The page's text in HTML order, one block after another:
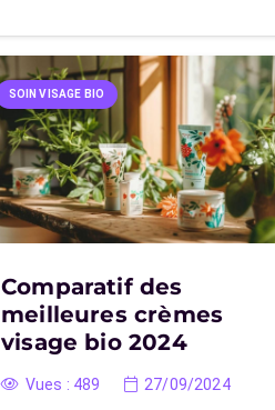
SOIN VISAGE BIO
Comparatif des
meilleures crèmes
visage bio 2024
Vues : 489 27/09/2024